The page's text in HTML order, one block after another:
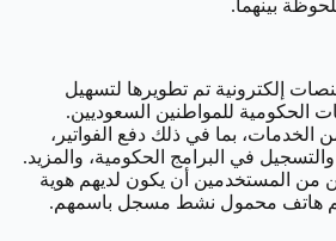
بينهما.
إلكترونية تم تطويرها لتسهيل
الحكومية للمواطنين السعوديين.
بما في ذلك دفع الفواتير،
في البرامج الحكومية، والمزيد.
من المستخدمين أن يكون لديهم هوية
هاتف محمول نشط مسجل باسمهم.